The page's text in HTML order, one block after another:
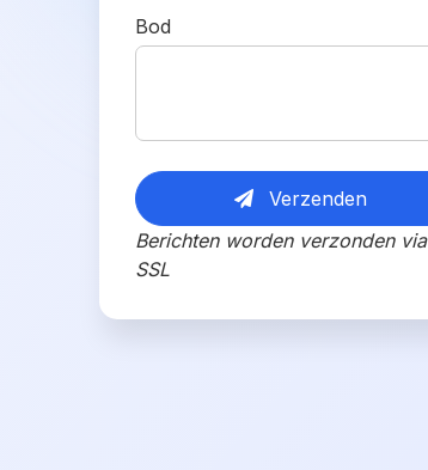
Bod
Verzenden
Berichten worden verzonden via
SSL